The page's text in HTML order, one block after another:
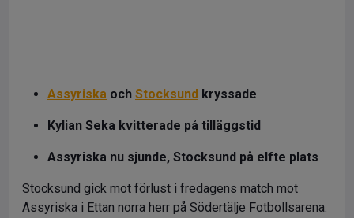
Assyriska och Stocksund kryssade
Kylian Seka kvitterade på tilläggstid
Assyriska nu sjunde, Stocksund på elfte plats
Stocksund gick mot förlust i fredagens match mot
Assyriska i Ettan norra herr på Södertälje Fotbollsarena.